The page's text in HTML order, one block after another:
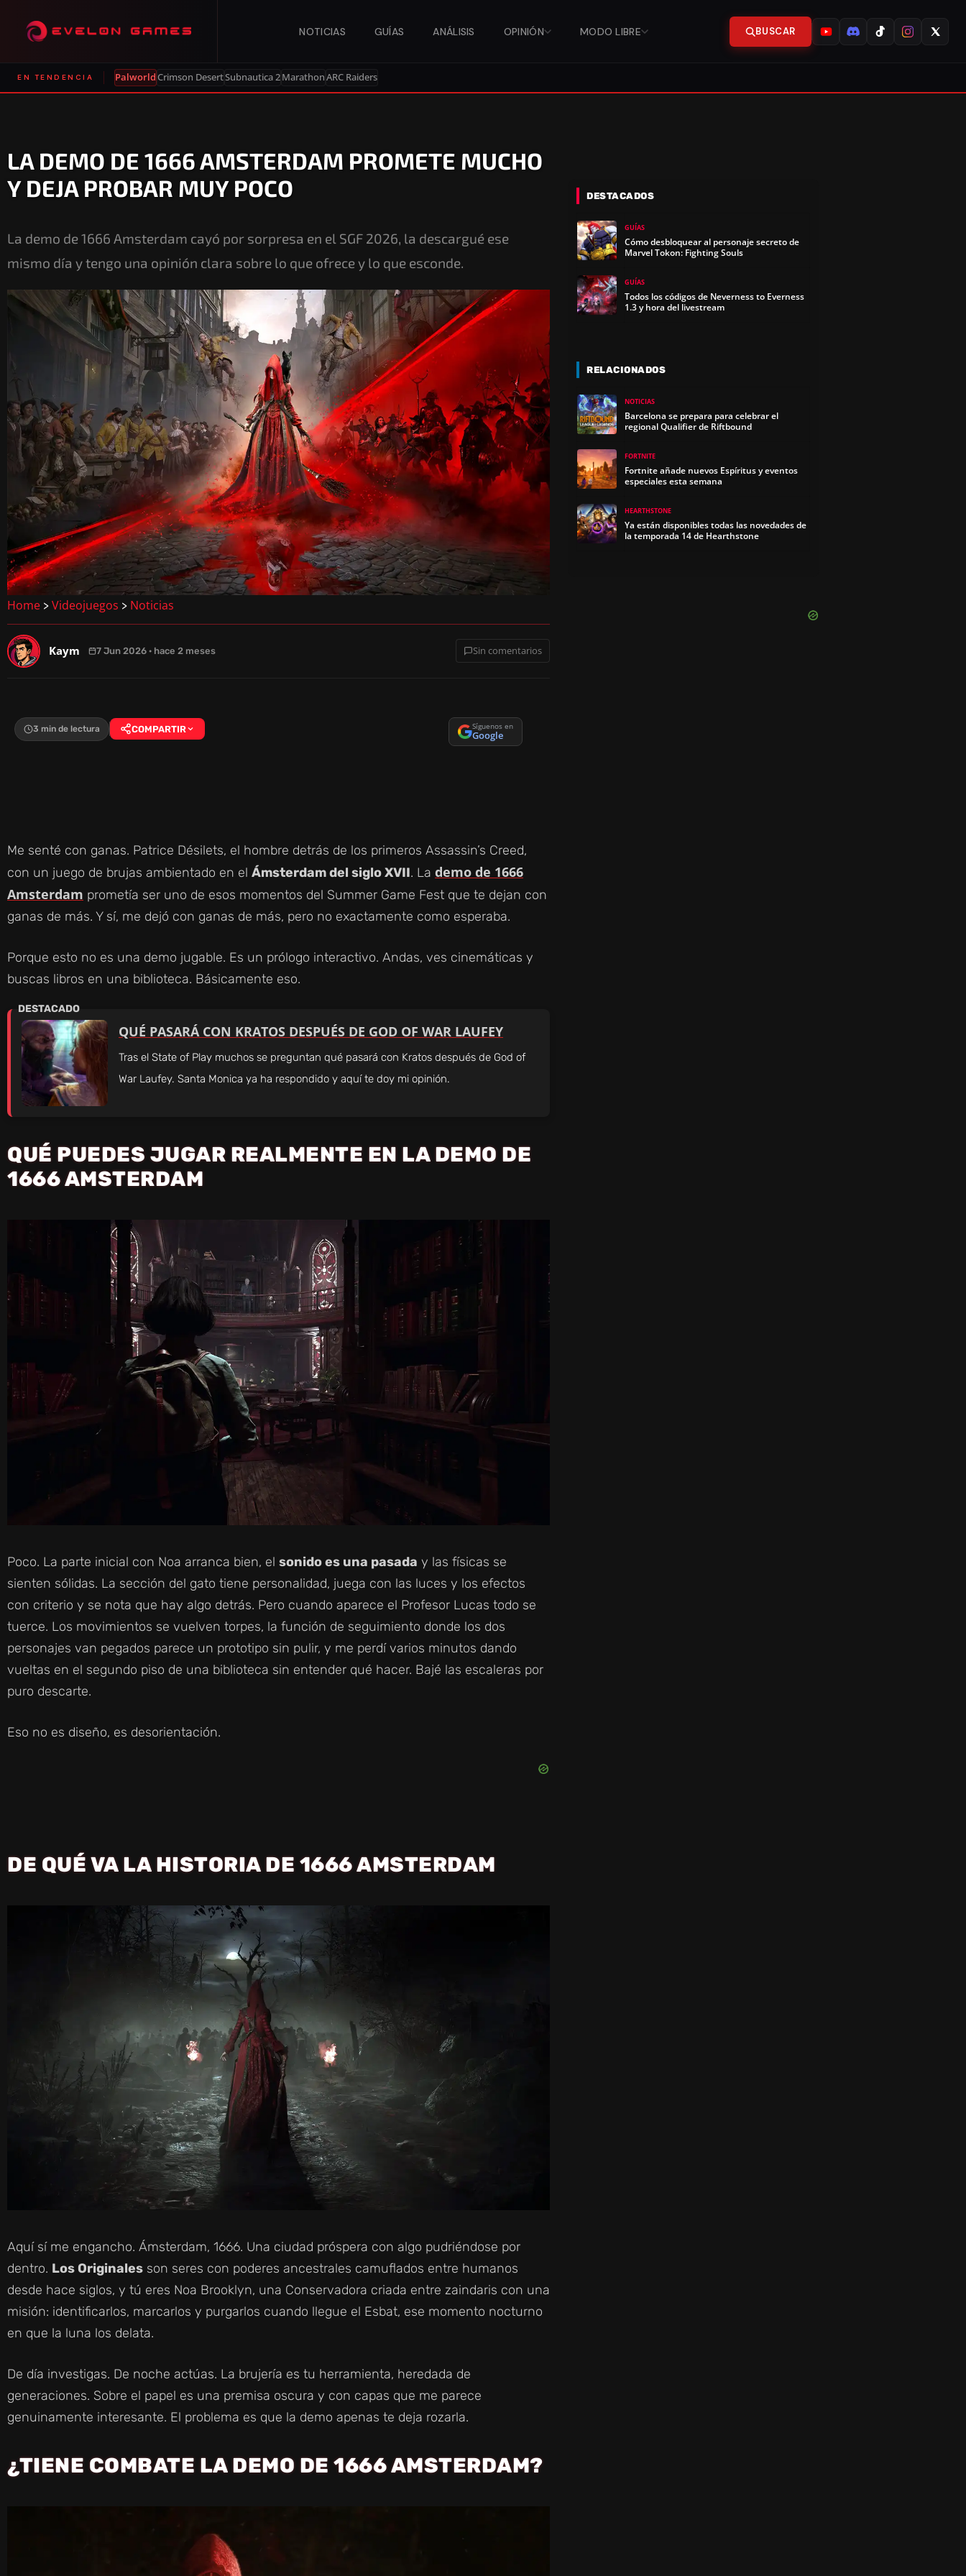
NOTICIAS GUÍAS ANÁLISIS OPINIÓN MODO LIBRE BUSCAR
EN TENDENCIA PalworldCrimson DesertSubnautica 2MarathonARC Raiders
LA DEMO DE 1666 AMSTERDAM PROMETE MUCHO
Y DEJA PROBAR MUY POCO
La demo de 1666 Amsterdam cayó por sorpresa en el SGF 2026, la descargué ese
mismo día y tengo una opinión clara sobre lo que ofrece y lo que esconde.
Home > Videojuegos > Noticias
Kaym 7 Jun 2026 · hace 2 meses Sin comentarios
3 min de lectura COMPARTIR Síguenos en
Google
Me senté con ganas. Patrice Désilets, el hombre detrás de los primeros Assassin’s Creed,
con un juego de brujas ambientado en el Ámsterdam del siglo XVII. La demo de 1666
Amsterdam prometía ser uno de esos momentos del Summer Game Fest que te dejan con
ganas de más. Y sí, me dejó con ganas de más, pero no exactamente como esperaba.
Porque esto no es una demo jugable. Es un prólogo interactivo. Andas, ves cinemáticas y
buscas libros en una biblioteca. Básicamente eso.
QUÉ PASARÁ CON KRATOS DESPUÉS DE GOD OF WAR LAUFEY
Tras el State of Play muchos se preguntan qué pasará con Kratos después de God of
War Laufey. Santa Monica ya ha respondido y aquí te doy mi opinión.
QUÉ PUEDES JUGAR REALMENTE EN LA DEMO DE
1666 AMSTERDAM
Poco. La parte inicial con Noa arranca bien, el sonido es una pasada y las físicas se
sienten sólidas. La sección del gato tiene personalidad, juega con las luces y los efectos
con criterio y se nota que hay algo detrás. Pero cuando aparece el Profesor Lucas todo se
tuerce. Los movimientos se vuelven torpes, la función de seguimiento donde los dos
personajes van pegados parece un prototipo sin pulir, y me perdí varios minutos dando
vueltas en el segundo piso de una biblioteca sin entender qué hacer. Bajé las escaleras por
puro descarte.
Eso no es diseño, es desorientación.
DE QUÉ VA LA HISTORIA DE 1666 AMSTERDAM
Aquí sí me engancho. Ámsterdam, 1666. Una ciudad próspera con algo pudriéndose por
dentro. Los Originales son seres con poderes ancestrales camuflados entre humanos
desde hace siglos, y tú eres Noa Brooklyn, una Conservadora criada entre zaindaris con una
misión: identificarlos, marcarlos y purgarlos cuando llegue el Esbat, ese momento nocturno
en que la luna los delata.
De día investigas. De noche actúas. La brujería es tu herramienta, heredada de
generaciones. Sobre el papel es una premisa oscura y con capas que me parece
genuinamente interesante. El problema es que la demo apenas te deja rozarla.
¿TIENE COMBATE LA DEMO DE 1666 AMSTERDAM?
DESTACADOS
GUÍAS
Cómo desbloquear al personaje secreto de
Marvel Tokon: Fighting Souls
GUÍAS
Todos los códigos de Neverness to Everness
1.3 y hora del livestream
RELACIONADOS
NOTICIAS
Barcelona se prepara para celebrar el
regional Qualifier de Riftbound
FORTNITE
Fortnite añade nuevos Espíritus y eventos
especiales esta semana
HEARTHSTONE
Ya están disponibles todas las novedades de
la temporada 14 de Hearthstone